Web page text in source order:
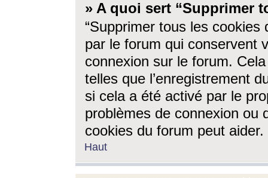
» A quoi sert “Supprimer
“Supprimer tous les cookies
par le forum qui conservent
connexion sur le forum.
telles que l’enregistrement
si cela a été activé par le
problèmes de connexion ou
cookies du forum peut aider.
Haut